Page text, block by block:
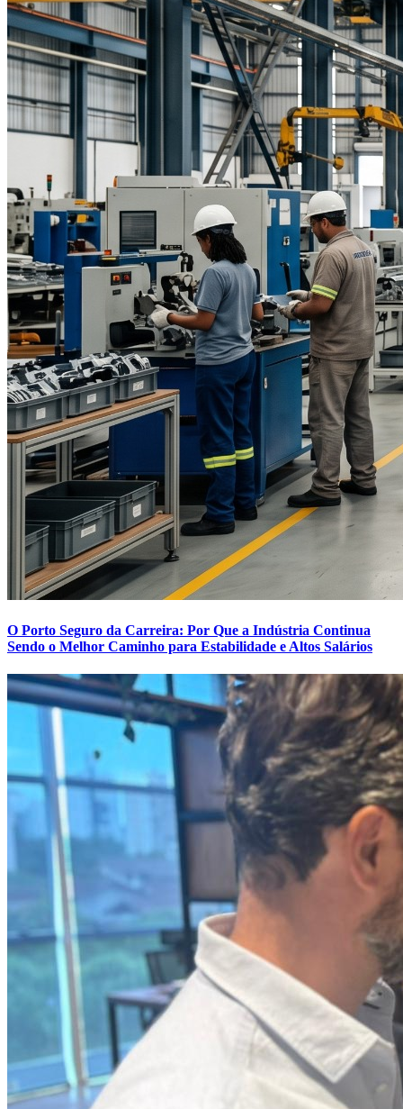
O Porto Seguro da Carreira: Por Que a Indústria Continua
Sendo o Melhor Caminho para Estabilidade e Altos Salários